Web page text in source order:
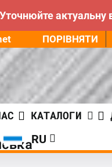
ПОРІВНЯТИ
КАТАЛОГИ